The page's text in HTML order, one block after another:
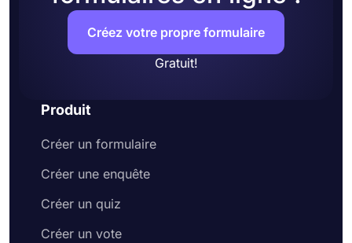
Créez votre propre formulaire
Gratuit!
Produit
Créer un formulaire
Créer une enquête
Créer un quiz
Créer un vote